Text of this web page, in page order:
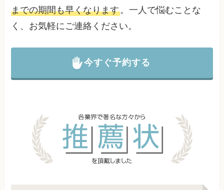
までの期間も早くなります。一人で悩むことな
く、お気軽にご連絡ください。
今すぐ予約する